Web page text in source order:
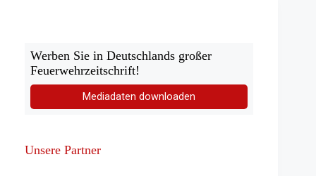
Werben Sie in Deutschlands großer
Feuerwehrzeitschrift!
Mediadaten downloaden
Unsere Partner